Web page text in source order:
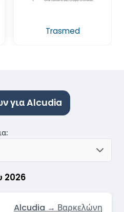
Trasmed
για Alcudia
2026
:
Alcudia → Βαρκελώνη